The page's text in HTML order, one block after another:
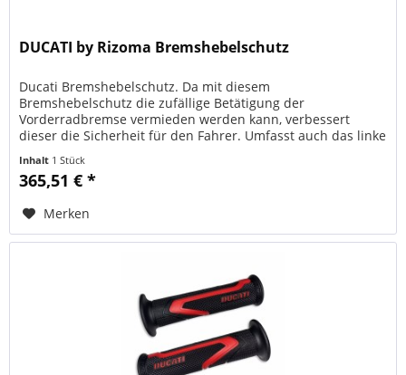
DUCATI by Rizoma Bremshebelschutz
Ducati Bremshebelschutz. Da mit diesem
Bremshebelschutz die zufällige Betätigung der
Vorderradbremse vermieden werden kann, verbessert
dieser die Sicherheit für den Fahrer. Umfasst auch das linke
Inhalt 1 Stück
365,51 € *
Merken